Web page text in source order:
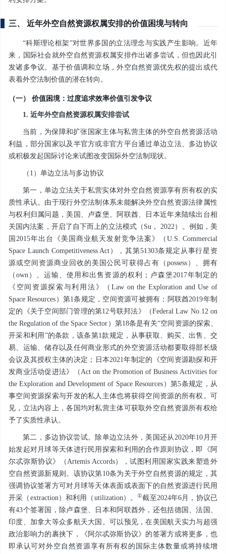
三、 近年外空自然资源权属安排的价值困境与转向
“科斯理论框架”对世界多国的立法理念与实践产生影响。近年
来，国际社会就外空自然资源权属安排作出诸多尝试，但也因此引
发诸多争议。基于价值调和立场，外空自然资源优先权的提出或代
表着外空法制价值的潜在转向。
（一） 价值困境：过度追求效率价值引发争议
1. 近年外空自然资源权属安排尝试
当前，为保障和扩张国家主体与私营主体的外空自然资源活动
利益，部分国家以及半官方或非官方平台通过单边立法、多边协议
或积极发起国际讨论来试图改变国际外空法制现状。
（1）单边立法与多边协议
第一，单边立法关于私营实体对外空自然资源享有所有权的实
质性承认。由于现行外空法制体系未能解决外空自然资源法律属性
与权利归属问题，美国、卢森堡、阿联酋、日本近年来陆续出台相
关国内法案，开启了自下而上的立法模式（Su， 2022）。例如，美
国2015年出台《美国商业航天发射竞争法案》（U.S. Commercial
Space Launch Competitiveness Act），其第51303条规定从事行星资
源或空间资源商业回收的美国公民可获得占有（possess）、拥有
（own）、运输、使用和出售资源的权利；卢森堡2017年制定的
《空间资源探索与利用法》（Law on the Exploration and Use of
Space Resources）第1条规定，空间资源可被拥有；阿联酋2019年制
定的《关于空间部门管理的第12号联邦法》（Federal Law No.12 on
the Regulation of the Space Sector）第18条是有关“空间资源的探索、
开采和利用”的条款，该条第1款规定，从事获取、购买、出售、交
易、运输、储存以及任何商业形式的外空资源活动都要取得部长级
会议及其授权主体的决定；日本2021年制定的《空间资源勘探和开
发商业活动促进法》（Act on the Promotion of Business Activities for
the Exploration and Development of Space Resources）第5条规定，从
事空间资源探索与开发的私人主体也将获得空间资源的所有权。可
见，立法内容上，各国均对私营主体可获取外空自然资源所有权给
予了实质性承认。
第二，多边协议尝试。除单边立法外，美国还从2020年10月开
始发起对月球等天体进行民用探索和利用的合作原则协议，即《阿
尔忒弥斯协议》（Artemis Accords），试图利用国家实践来塑造外
空自然资源新规则。该协议第10条为关于外空自然资源的规定，其
强调协议签署方可对月球等天体表面或表面下的自然资源进行民用
开采（extraction）和利用（utilization）。①截至2024年6月，协议已
有43个签署国，除卢森堡、日本和阿联酋外，还包括德国、法国、
印度、加拿大等众多航天大国。可以预见，在美国航天实力与超强
政治影响力的裹挟下，《阿尔忒弥斯协议》的签署方或将更多，也
即承认可对外空自然资源享有所有权的国际主体数量或将持续增